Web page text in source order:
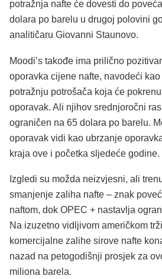
potražnja nafte će dovesti do
dolara po barelu u drugoj polovini
analitičaru Giovanni Staunovo.
Moodi’s takođe ima prilično
oporavka cijene nafte, navodeći
potražnju potrošača koja će
oporavak. Ali njihov srednjoročni
ograničen na 65 dolara po barelu.
oporavak vidi kao ubrzanje
kraja ove i početka sljedeće godine.
Izgledi su možda neizvjesni, ali
smanjenje zaliha nafte – znak
naftom, dok OPEC + nastavlja
Na izuzetno vidljivom američkom
komercijalne zalihe sirove nafte
nazad na petogodišnji prosjek za
miliona barela.